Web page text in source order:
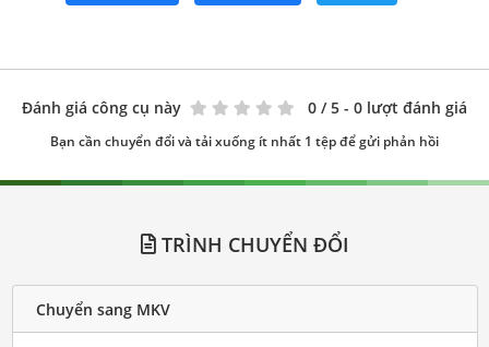
Đánh giá công cụ này 0 / 5 - 0 lượt đánh giá
Bạn cần chuyển đổi và tải xuống ít nhất 1 tệp để gửi phản hồi
TRÌNH CHUYỂN ĐỔI
Chuyển sang MKV